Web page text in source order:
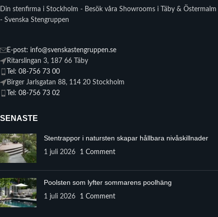
Din stenfirma i Stockholm - Besök våra Showrooms i Täby & Östermalm
- Svenska Stengruppen
E-post: info@svenskastengruppen.se
Ritarslingan 3, 187 66 Täby
Tel: 08-756 73 00
Birger Jarlsgatan 88, 114 20 Stockholm
Tel: 08-756 73 02
SENASTE
Stentrappor i natursten skapar hållbara nivåskillnader
1 juli 2026 1 Comment
Poolsten som lyfter sommarens poolhäng
1 juli 2026 1 Comment